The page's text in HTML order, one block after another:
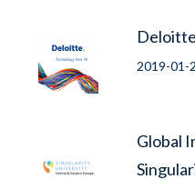
2019-01-
Global